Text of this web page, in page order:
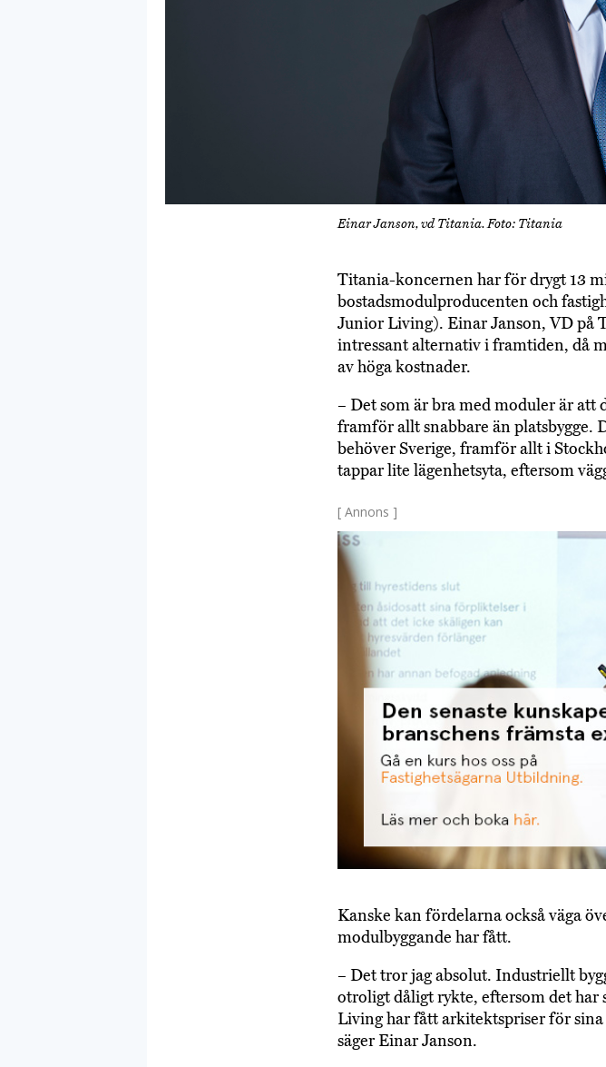
Einar Janson, vd Titania. Foto: Titania
Titania-koncernen har för drygt 13
bostadsmodulproducenten och
Junior Living). Einar Janson, VD på
intressant alternativ i framtiden, då
av höga kostnader.
– Det som är bra med moduler är
framför allt snabbare än platsbygge.
behöver Sverige, framför allt i
tappar lite lägenhetsyta, eftersom
[ Annons ]
Kanske kan fördelarna också väga
modulbyggande har fått.
– Det tror jag absolut. Industriellt
otroligt dåligt rykte, eftersom det
Living har fått arkitektspriser för
säger Einar Janson.